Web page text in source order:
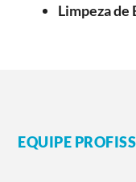
Limpeza de
EQUIPE